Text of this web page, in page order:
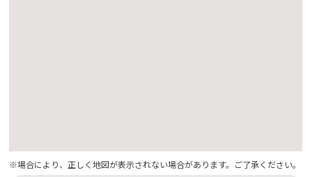
※場合により、正しく地図が表示されない場合があります。ご了承ください。